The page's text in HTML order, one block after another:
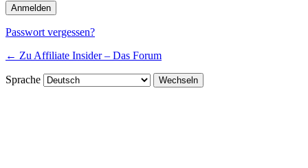
Passwort vergessen?
← Zu Affiliate Insider – Das Forum
Sprache